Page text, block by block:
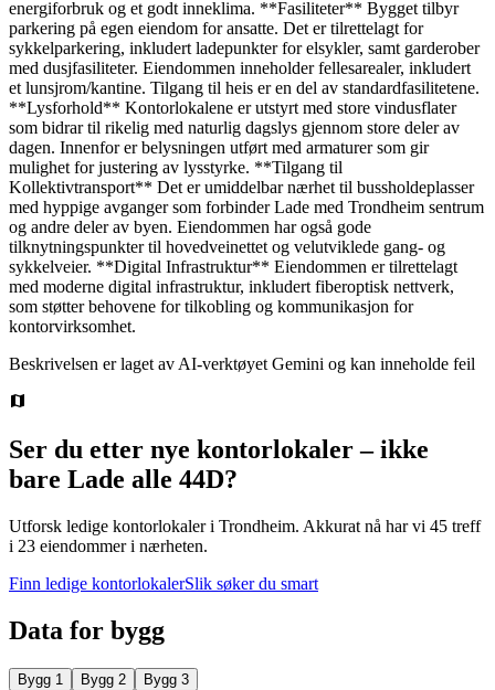
energiforbruk og et godt inneklima. **Fasiliteter** Bygget tilbyr
parkering på egen eiendom for ansatte. Det er tilrettelagt for
sykkelparkering, inkludert ladepunkter for elsykler, samt garderober
med dusjfasiliteter. Eiendommen inneholder fellesarealer, inkludert
et lunsjrom/kantine. Tilgang til heis er en del av standardfasilitetene.
**Lysforhold** Kontorlokalene er utstyrt med store vindusflater
som bidrar til rikelig med naturlig dagslys gjennom store deler av
dagen. Innenfor er belysningen utført med armaturer som gir
mulighet for justering av lysstyrke. **Tilgang til
Kollektivtransport** Det er umiddelbar nærhet til bussholdeplasser
med hyppige avganger som forbinder Lade med Trondheim sentrum
og andre deler av byen. Eiendommen har også gode
tilknytningspunkter til hovedveinettet og velutviklede gang- og
sykkelveier. **Digital Infrastruktur** Eiendommen er tilrettelagt
med moderne digital infrastruktur, inkludert fiberoptisk nettverk,
som støtter behovene for tilkobling og kommunikasjon for
kontorvirksomhet.
Beskrivelsen er laget av AI-verktøyet Gemini og kan inneholde feil
Ser du etter nye kontorlokaler – ikke
bare Lade alle 44D?
Utforsk ledige kontorlokaler i Trondheim. Akkurat nå har vi 45 treff
i 23 eiendommer i nærheten.
Finn ledige kontorlokalerSlik søker du smart
Data for bygg
Bygg 1 Bygg 2 Bygg 3